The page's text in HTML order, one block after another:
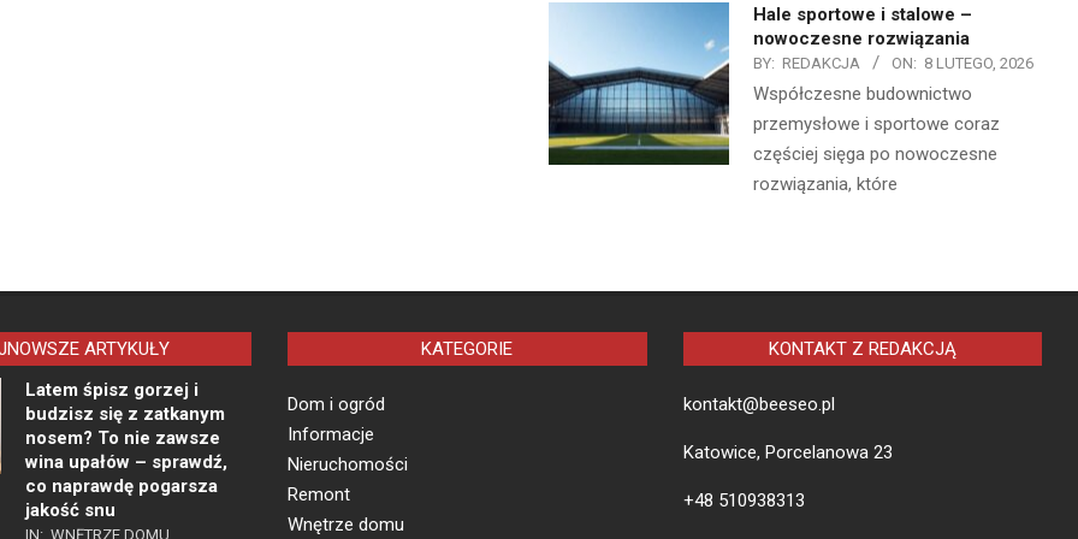
Hale sportowe i stalowe –
nowoczesne rozwiązania
BY: REDAKCJA ON: 8 LUTEGO, 2026
Współczesne budownictwo
przemysłowe i sportowe coraz
częściej sięga po nowoczesne
rozwiązania, które
ARTYKUŁY
Latem śpisz gorzej i
budzisz się z zatkanym
nosem? To nie zawsze
wina upałów – sprawdź,
co naprawdę pogarsza
jakość snu
IN: WNĘTRZE DOMU
KATEGORIE
Dom i ogród
Informacje
Nieruchomości
Remont
Wnętrze domu
KONTAKT Z REDAKCJĄ
kontakt@beeseo.pl
Katowice, Porcelanowa 23
+48 510938313